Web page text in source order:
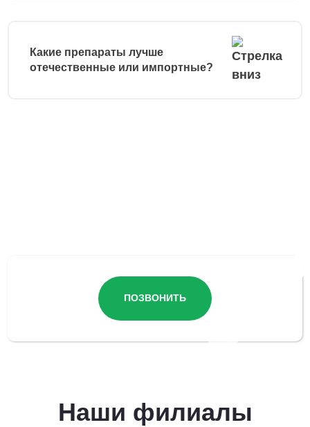
Какие препараты лучше
отечественные или импортные?
ПОЗВОНИТЬ
Наши филиалы